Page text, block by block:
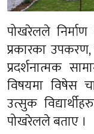
पोखरेलले निर्माण
प्रकारका
प्रदर्शनात्मक
विषयमा विषेस
उत्सुक
पोखरेलले बताए ।